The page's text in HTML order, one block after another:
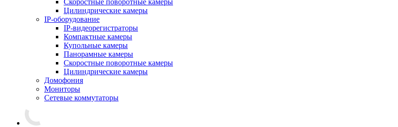
Скоростные поворотные камеры
Цилиндрические камеры
IP-оборудование
IP-видеорегистраторы
Компактные камеры
Купольные камеры
Панорамные камеры
Скоростные поворотные камеры
Цилиндрические камеры
Домофония
Мониторы
Сетевые коммутаторы